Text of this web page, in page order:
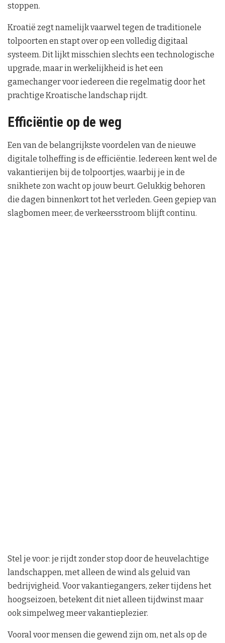
stoppen.
Kroatië zegt namelijk vaarwel tegen de traditionele
tolpoorten en stapt over op een volledig digitaal
systeem. Dit lijkt misschien slechts een technologische
upgrade, maar in werkelijkheid is het een
gamechanger voor iedereen die regelmatig door het
prachtige Kroatische landschap rijdt.
Efficiëntie op de weg
Een van de belangrijkste voordelen van de nieuwe
digitale tolheffing is de efficiëntie. Iedereen kent wel de
vakantierijen bij de tolpoortjes, waarbij je in de
snikhete zon wacht op jouw beurt. Gelukkig behoren
die dagen binnenkort tot het verleden. Geen gepiep van
slagbomen meer, de verkeersstroom blijft continu.
Stel je voor: je rijdt zonder stop door de heuvelachtige
landschappen, met alleen de wind als geluid van
bedrijvigheid. Voor vakantiegangers, zeker tijdens het
hoogseizoen, betekent dit niet alleen tijdwinst maar
ook simpelweg meer vakantieplezier.
Vooral voor mensen die gewend zijn om, net als op de